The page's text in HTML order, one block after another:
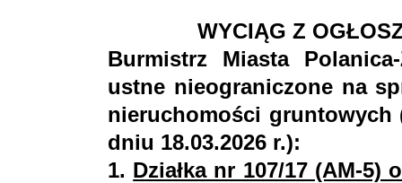
WYCIĄG Z
Burmistrz Miasta
ustne nieograniczone na
nieruchomości gruntowych
dniu 18.03.2026 r.):
1. Działka nr 107/17 (AM-5)